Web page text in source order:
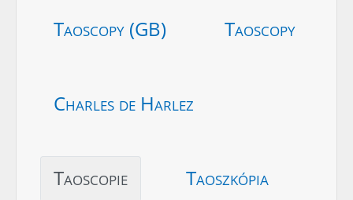
Taoscopy (GB) Taoscopy
Charles de Harlez
Taoscopie Taoszkópia